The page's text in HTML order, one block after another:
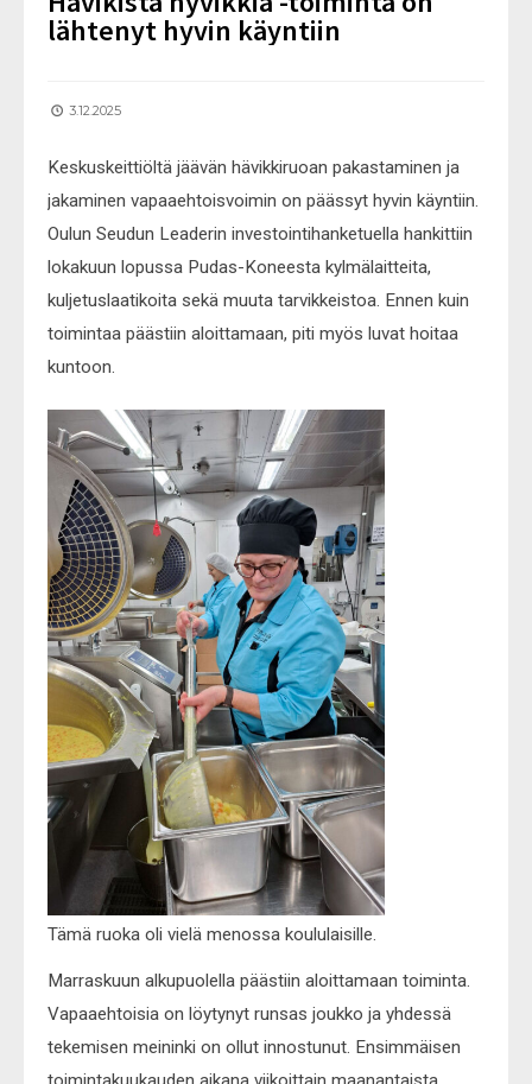
lähtenyt hyvin käyntiin
3.12.2025
Keskuskeittiöltä jäävän hävikkiruoan pakastaminen ja
jakaminen vapaaehtoisvoimin on päässyt hyvin käyntiin.
Oulun Seudun Leaderin investointihanketuella hankittiin
lokakuun lopussa Pudas-Koneesta kylmälaitteita,
kuljetuslaatikoita sekä muuta tarvikkeistoa. Ennen kuin
toimintaa päästiin aloittamaan, piti myös luvat hoitaa
kuntoon.
Tämä ruoka oli vielä menossa koululaisille.
Marraskuun alkupuolella päästiin aloittamaan toiminta.
Vapaaehtoisia on löytynyt runsas joukko ja yhdessä
tekemisen meininki on ollut innostunut. Ensimmäisen